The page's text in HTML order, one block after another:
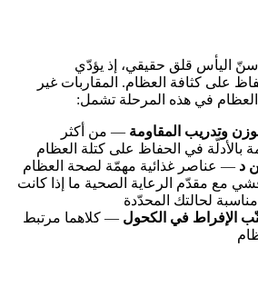
سنّ اليأس قلق حقيقي، إذ يؤدّي
على كثافة العظام. المقاربات غير
العظام في هذه المرحلة تشمل:
وتدريب المقاومة — من أكثر
بالأدلّة في الحفاظ على كتلة العظام
د — عناصر غذائية مهمّة لصحة العظام
مع مقدّم الرعاية الصحية ما إذا كانت
مناسبة لحالتك المحدّدة
الإفراط في الكحول — كلاهما مرتبط